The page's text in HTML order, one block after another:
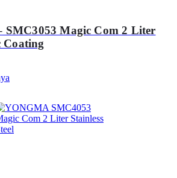
SMC3053 Magic Com 2 Liter
Coating